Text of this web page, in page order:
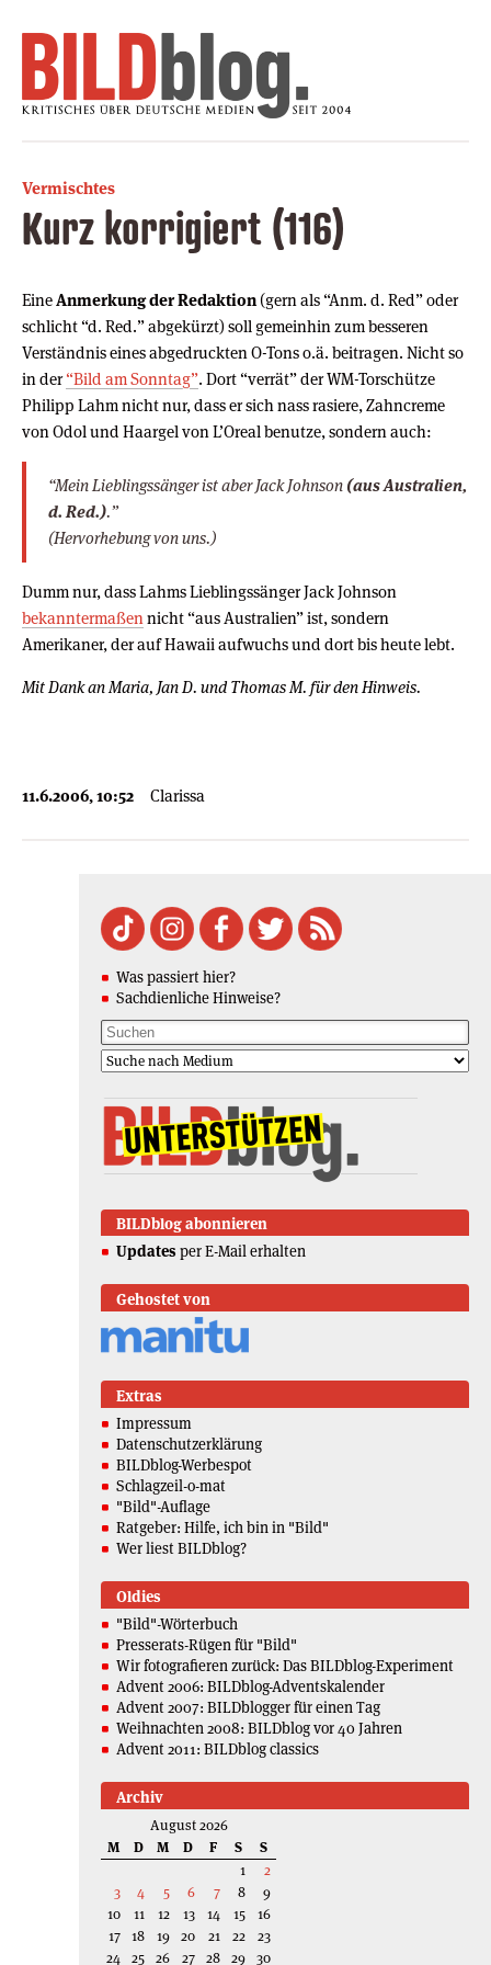
Vermischtes
Kurz korrigiert (116)
Eine Anmerkung der Redaktion (gern als “Anm. d. Red” oder
schlicht “d. Red.” abgekürzt) soll gemeinhin zum besseren
Verständnis eines abgedruckten O-Tons o.ä. beitragen. Nicht so
in der“Bild am Sonntag”. Dort “verrät” der WM-Torschütze
Philipp Lahm nicht nur, dass er sich nass rasiere, Zahncreme
von Odol und Haargel von L’Oreal benutze, sondern auch:
“Mein Lieblingssänger ist aber Jack Johnson (aus Australien,
d. Red.).”
(Hervorhebung von uns.)
Dumm nur, dass Lahms Lieblingssänger Jack Johnson
bekanntermaßen nicht “aus Australien” ist, sondern
Amerikaner, der auf Hawaii aufwuchs und dort bis heute lebt.
Mit Dank an Maria, Jan D. und Thomas M. für den Hinweis.
11.6.2006, 10:52 Clarissa
Was passiert hier?
Sachdienliche Hinweise?
BILDblog abonnieren
Updates per E-Mail erhalten
Gehostet von
Extras
Impressum
Datenschutzerklärung
BILDblog-Werbespot
Schlagzeil-o-mat
"Bild"-Auflage
Ratgeber: Hilfe, ich bin in "Bild"
Wer liest BILDblog?
Oldies
"Bild"-Wörterbuch
Presserats-Rügen für "Bild"
Wir fotografieren zurück: Das BILDblog-Experiment
Advent 2006: BILDblog-Adventskalender
Advent 2007: BILDblogger für einen Tag
Weihnachten 2008: BILDblog vor 40 Jahren
Advent 2011: BILDblog classics
Archiv
August 2026
M
D M D F S
S
1
2
3
4 5 6 7 8
9
10
11 12 13 14 15
16
17 18 19 20 21 22
23
24 25 26 27 28 29 30